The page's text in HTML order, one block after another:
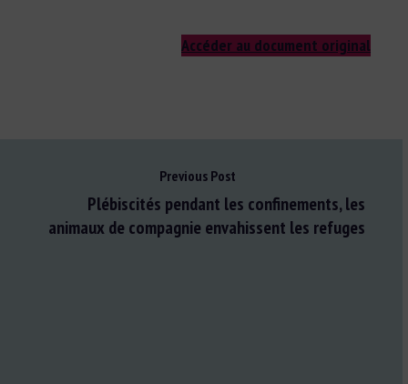
Accéder au document original
Previous Post
Plébiscités pendant les confinements, les
animaux de compagnie envahissent les refuges